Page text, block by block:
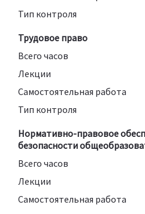
Тип контроля
Трудовое право
Всего часов
Лекции
Самостоятельная работа
Тип контроля
Нормативно-правовое
безопасности
Всего часов
Лекции
Самостоятельная работа